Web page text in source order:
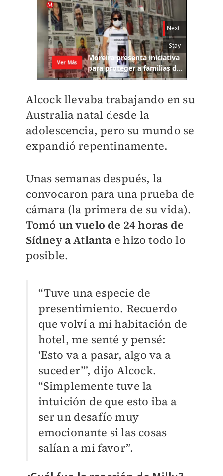
Alcock llevaba trabajando en su
Australia natal desde la
adolescencia, pero su mundo se
expandió repentinamente.
Unas semanas después, la
convocaron para una prueba de
cámara (la primera de su vida).
Tomó un vuelo de 24 horas de
Sídney a Atlanta e hizo todo lo
posible.
“Tuve una especie de
presentimiento. Recuerdo
que volví a mi habitación de
hotel, me senté y pensé:
‘Esto va a pasar, algo va a
suceder’”, dijo Alcock.
“Simplemente tuve la
intuición de que esto iba a
ser un desafío muy
emocionante si las cosas
salían a mi favor”.